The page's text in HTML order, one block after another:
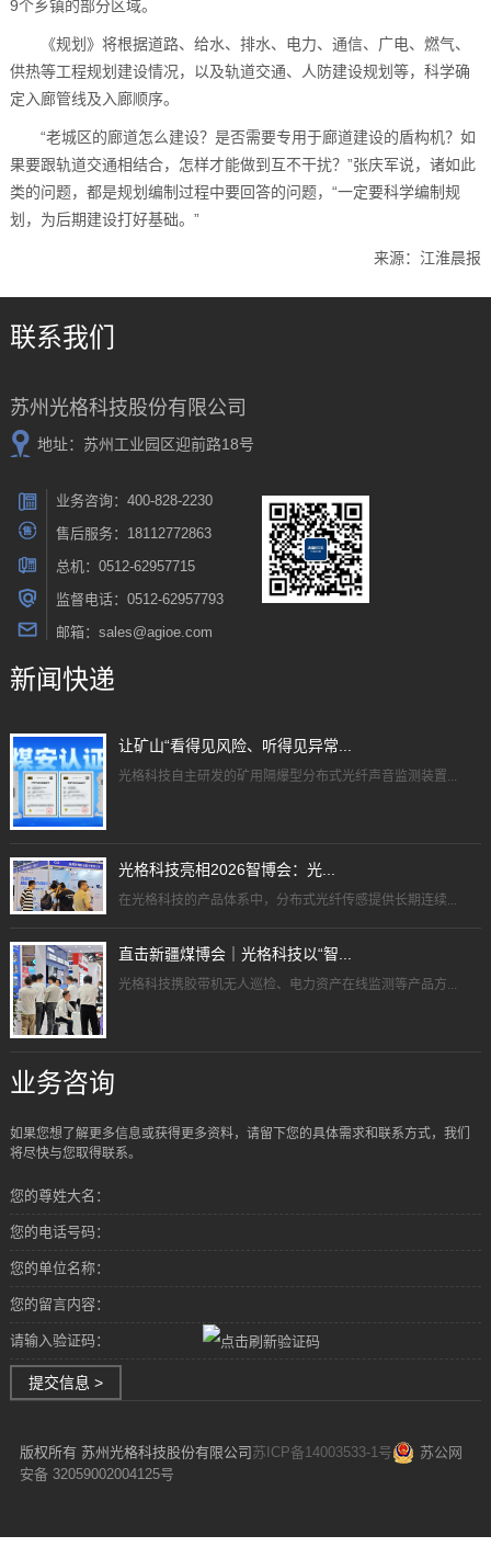
9个乡镇的部分区域。
《规划》将根据道路、给水、排水、电力、通信、广电、燃气、
供热等工程规划建设情况，以及轨道交通、人防建设规划等，科学确
定入廊管线及入廊顺序。
“老城区的廊道怎么建设？是否需要专用于廊道建设的盾构机？如
果要跟轨道交通相结合，怎样才能做到互不干扰？”张庆军说，诸如此
类的问题，都是规划编制过程中要回答的问题，“一定要科学编制规
划，为后期建设打好基础。”
来源：江淮晨报
联系我们
苏州光格科技股份有限公司
地址：苏州工业园区迎前路18号
业务咨询：400-828-2230
售后服务：18112772863
总机：0512-62957715
监督电话：0512-62957793
邮箱：sales@agioe.com
新闻快递
让矿山“看得见风险、听得见异常...
光格科技自主研发的矿用隔爆型分布式光纤声音监测装置...
光格科技亮相2026智博会：光...
在光格科技的产品体系中，分布式光纤传感提供长期连续...
直击新疆煤博会｜光格科技以“智...
光格科技携胶带机无人巡检、电力资产在线监测等产品方...
业务咨询
如果您想了解更多信息或获得更多资料，请留下您的具体需求和联系方式，我们
将尽快与您取得联系。
您的尊姓大名：
您的电话号码：
您的单位名称：
您的留言内容：
请输入验证码：
提交信息 >
版权所有 苏州光格科技股份有限公司苏ICP备14003533-1号
苏公网
安备 32059002004125号